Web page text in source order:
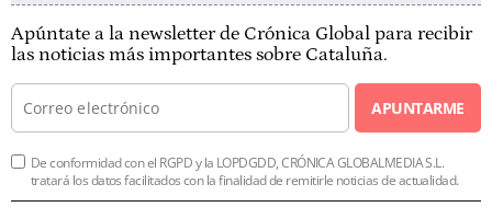
Apúntate a la newsletter de Crónica Global para recibir
las noticias más importantes sobre Cataluña.
APUNTARME
De conformidad con el RGPD y la LOPDGDD, CRÓNICA GLOBALMEDIA S.L.
tratará los datos facilitados con la finalidad de remitirle noticias de actualidad.